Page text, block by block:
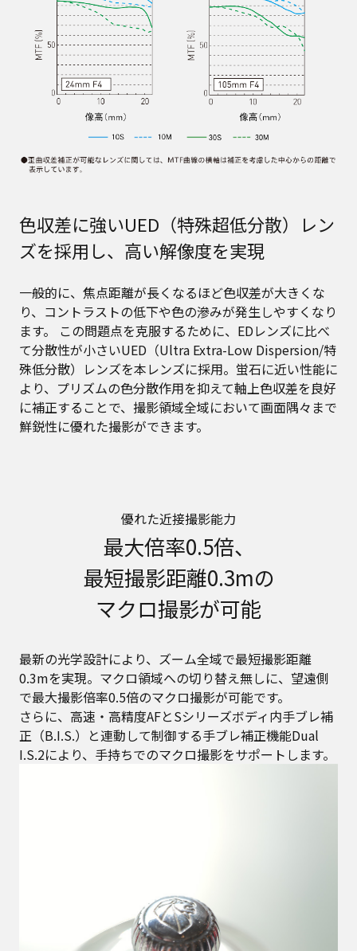
色収差に強いUED（特殊超低分散）レン
ズを採用し、高い解像度を実現
一般的に、焦点距離が長くなるほど色収差が大きくな
り、コントラストの低下や色の滲みが発生しやすくなり
ます。 この問題点を克服するために、EDレンズに比べ
て分散性が小さいUED（Ultra Extra-Low Dispersion/特
殊低分散）レンズを本レンズに採用。蛍石に近い性能に
より、プリズムの色分散作用を抑えて軸上色収差を良好
に補正することで、撮影領域全域において画面隅々まで
鮮鋭性に優れた撮影ができます。
優れた近接撮影能力
最大倍率0.5倍、
最短撮影距離0.3mの
マクロ撮影が可能
最新の光学設計により、ズーム全域で最短撮影距離
0.3mを実現。マクロ領域への切り替え無しに、望遠側
で最大撮影倍率0.5倍のマクロ撮影が可能です。
さらに、高速・高精度AFとSシリーズボディ内手ブレ補
正（B.I.S.）と連動して制御する手ブレ補正機能Dual
I.S.2により、手持ちでのマクロ撮影をサポートします。